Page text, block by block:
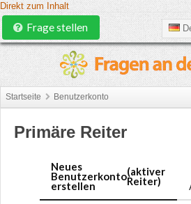
Direkt zum Inhalt
Frage stellen
Startseite Benutzerkonto
Primäre Reiter
Neues
Benutzerkonto
erstellen
(aktiver
Reiter)